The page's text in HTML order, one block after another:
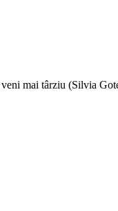
mai târziu (Silvia